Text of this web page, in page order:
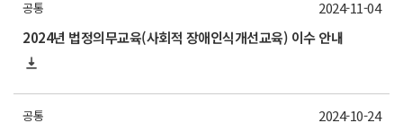
공통
2024년 법정의무교육(사회적 장애인식개선교육) 이수 안내
2024-11-04
공통 2024-10-24